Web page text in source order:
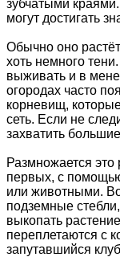
зубчатыми
могут достигать
Обычно оно
хоть немного
выживать и в
огородах часто
корневищ,
сеть. Если не
захватить
Размножается
первых, с
или животными.
подземные
выкопать
переплетаются с
запутавшийся